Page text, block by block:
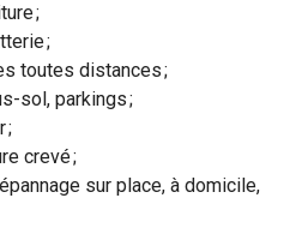
;
;
toutes distances ;
sol, parkings ;
;
crevé ;
sur place, à domicile,